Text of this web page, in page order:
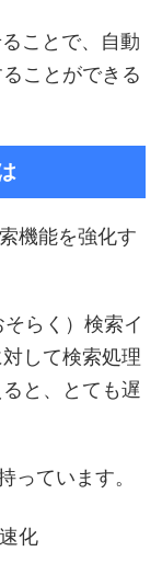
ことで、自動
ことができる
機能を強化す
らく）検索イ
して検索処理
と、とても遅
っています。
化